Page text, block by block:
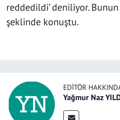
reddedildi’ deniliyor. Bunun
şeklinde konuştu.
EDITÖR
Yağmur Naz